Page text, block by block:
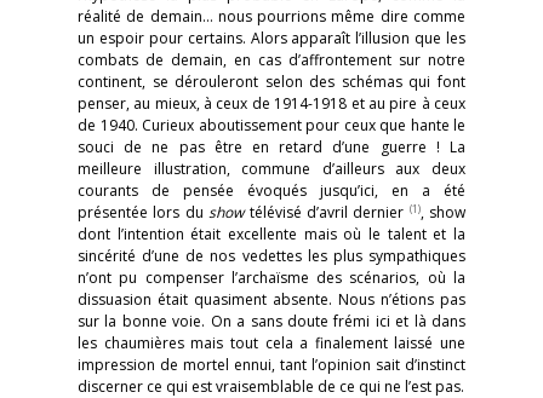
réalité de demain… nous pourrions même dire comme
un espoir pour certains. Alors apparaît l’illusion que les
combats de demain, en cas d’affrontement sur notre
continent, se dérouleront selon des schémas qui font
penser, au mieux, à ceux de 1914-1918 et au pire à ceux
de 1940. Curieux aboutissement pour ceux que hante le
souci de ne pas être en retard d’une guerre ! La
meilleure illustration, commune d’ailleurs aux deux
courants de pensée évoqués jusqu’ici, en a été
présentée lors dushowtélévisé d’avril dernier (1), show
dont l’intention était excellente mais où le talent et la
sincérité d’une de nos vedettes les plus sympathiques
n’ont pu compenser l’archaïsme des scénarios, où la
dissuasion était quasiment absente. Nous n’étions pas
sur la bonne voie. On a sans doute frémi ici et là dans
les chaumières mais tout cela a finalement laissé une
impression de mortel ennui, tant l’opinion sait d’instinct
discerner ce qui est vraisemblable de ce qui ne l’est pas.